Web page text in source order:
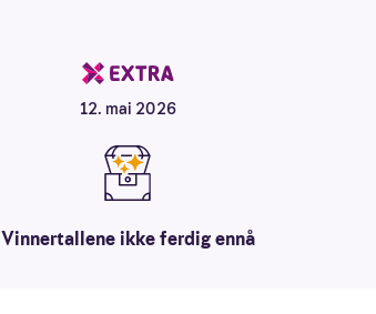
12. mai 2026
Vinnertallene ikke ferdig ennå